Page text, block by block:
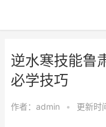
逆水寒技能鲁
必学技巧
作者： admin • 更新时